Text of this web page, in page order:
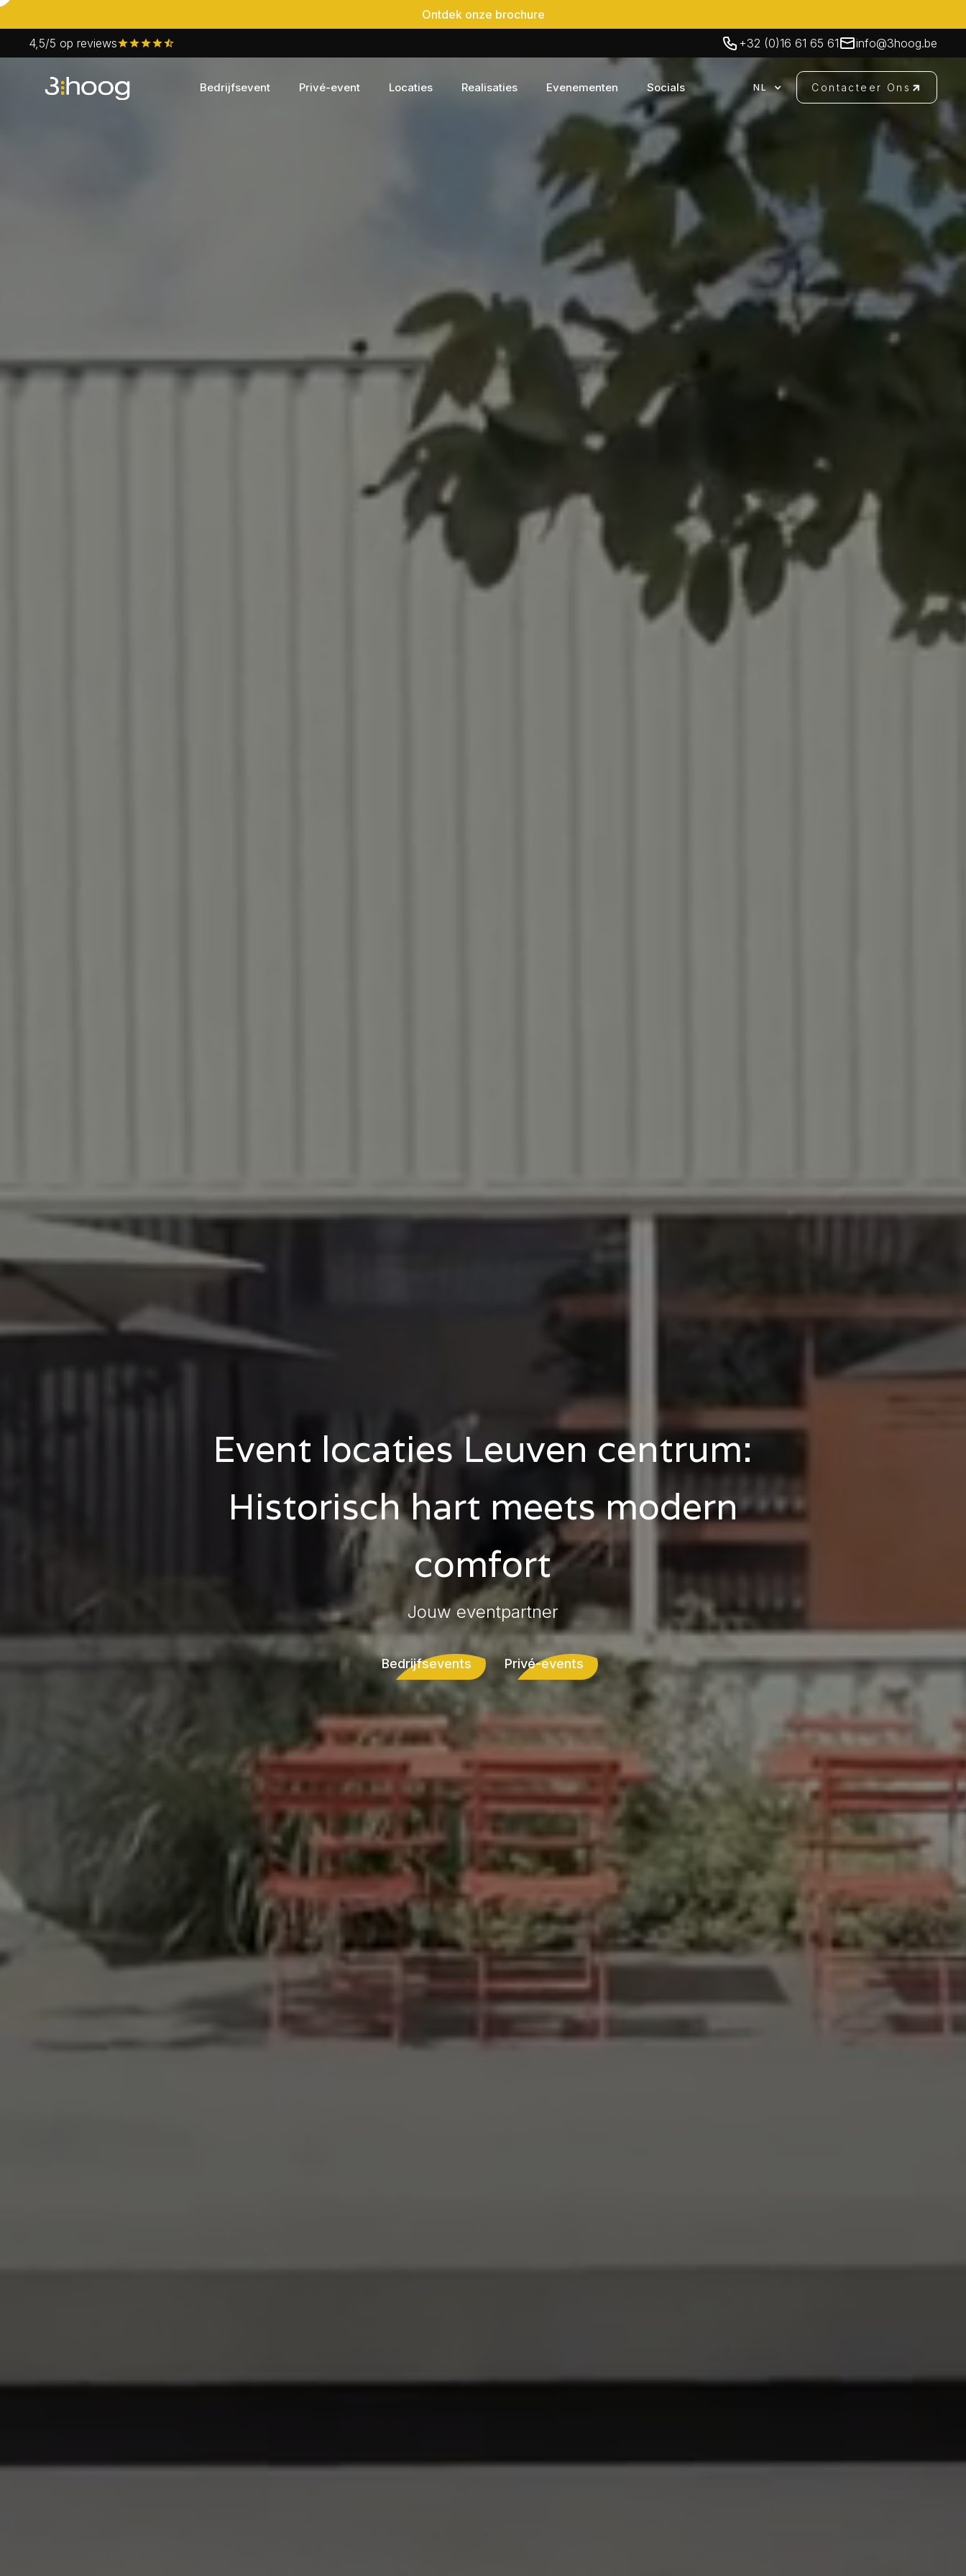
Ontdek onze brochure
4,5/5 op reviews
+32 (0)16 61 65 61 info@3hoog.be
Bedrijfsevent Privé-event Locaties Realisaties Evenementen Socials NL Contacteer Ons
Event locaties Leuven centrum:
Historisch hart meets modern
comfort
Jouw eventpartner
Bedrijfsevents
Bedrijfsevents
Privé-events
Privé-events